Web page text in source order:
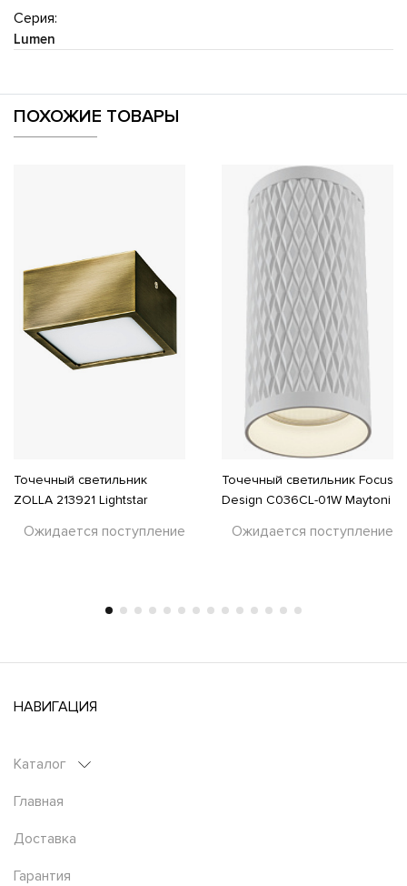
Серия:
Lumen
ПОХОЖИЕ ТОВАРЫ
Точечный светильник
ZOLLA 213921 Lightstar
Ожидается поступление
Точечный светильник Focus
Design C036CL-01W Maytoni
Ожидается поступление
НАВИГАЦИЯ
Каталог
Главная
Доставка
Гарантия